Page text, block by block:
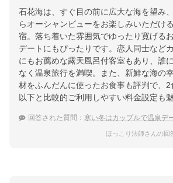
石花海は、すぐ目の前に広大な海を望み
らオーシャンビューをお楽しみいただけ
宿。落ち着いた雰囲気でゆったり寛げる
デートにもぴったりです。恋人同士など
にもお薦めな露天風呂付客室もあり、誰
なく温泉旅行を満喫。また、新鮮な海の
材をふんだんに使ったお食事も評判で、
以下と比較的ご利用しやすい料金設定も魅
回答された質問： 寒い冬はカップルで温泉デート。稲取温泉で露
ほっこり法師さんの回